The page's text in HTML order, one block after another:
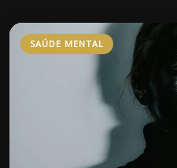
SAÚDE MENTAL